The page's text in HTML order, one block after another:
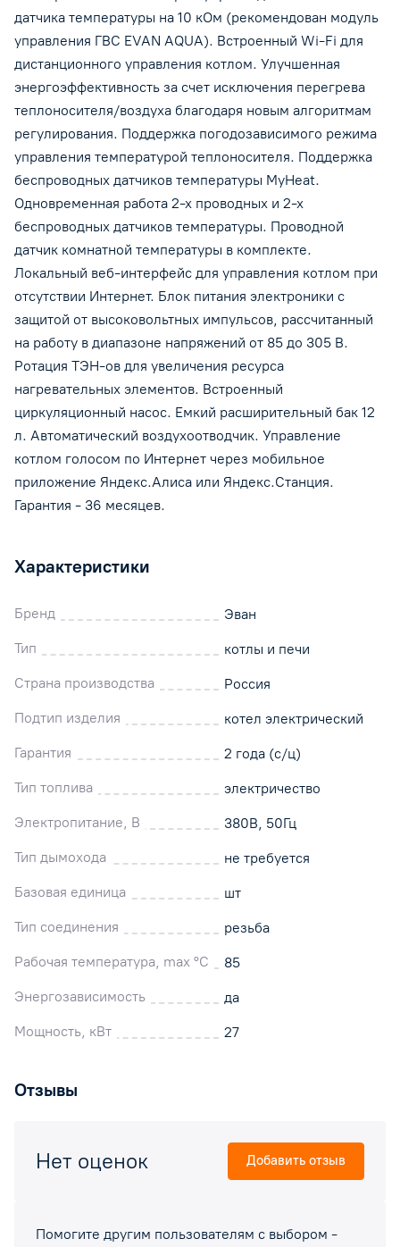
датчика температуры на 10 кОм (рекомендован модуль
управления ГВС EVAN AQUA). Встроенный Wi-Fi для
дистанционного управления котлом. Улучшенная
энергоэффективность за счет исключения перегрева
теплоносителя/воздуха благодаря новым алгоритмам
регулирования. Поддержка погодозависимого режима
управления температурой теплоносителя. Поддержка
беспроводных датчиков температуры MyHeat.
Одновременная работа 2-х проводных и 2-х
беспроводных датчиков температуры. Проводной
датчик комнатной температуры в комплекте.
Локальный веб-интерфейс для управления котлом при
отсутствии Интернет. Блок питания электроники с
защитой от высоковольтных импульсов, рассчитанный
на работу в диапазоне напряжений от 85 до 305 В.
Ротация ТЭН-ов для увеличения ресурса
нагревательных элементов. Встроенный
циркуляционный насос. Емкий расширительный бак 12
л. Автоматический воздухоотводчик. Управление
котлом голосом по Интернет через мобильное
приложение Яндекс.Алиса или Яндекс.Станция.
Гарантия - 36 месяцев.
Характеристики
Бренд
Эван
Тип
котлы и печи
Страна производства
Россия
Подтип изделия
котел электрический
Гарантия
2 года (с/ц)
Тип топлива
электричество
Электропитание, В
380В, 50Гц
Тип дымохода
не требуется
Базовая единица
шт
Тип соединения
резьба
Рабочая температура, max °C
85
Энергозависимость
да
Мощность, кВт
27
Отзывы
Помогите другим пользователям с выбором -
Нет оценок Добавить отзыв